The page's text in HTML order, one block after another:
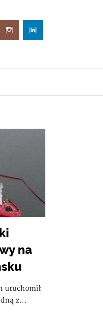
na
uruchomił
z...